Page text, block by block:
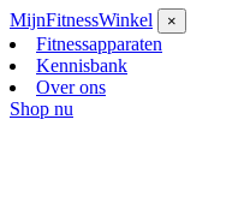
MijnFitnessWinkel ×
Fitnessapparaten
Kennisbank
Over ons
Shop nu